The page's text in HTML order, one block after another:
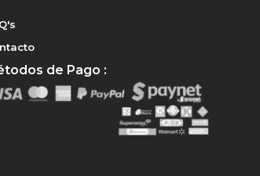
de Pago :